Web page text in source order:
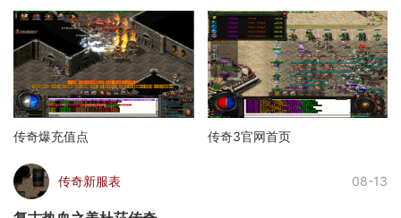
传奇爆充值点 传奇3官网首页
传奇新服表 08-13